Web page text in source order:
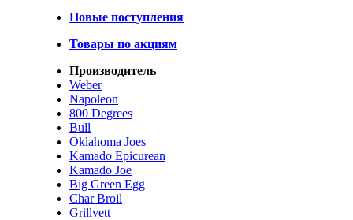
Новые поступления
Товары по акциям
Производитель
Weber
Napoleon
800 Degrees
Bull
Oklahoma Joes
Kamado Epicurean
Kamado Joe
Big Green Egg
Char Broil
Grillvett